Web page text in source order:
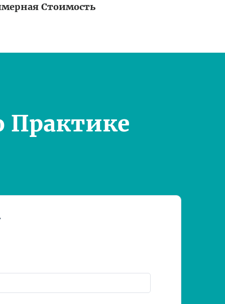
Стоимость
Практике